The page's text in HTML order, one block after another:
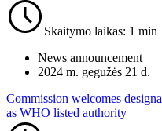
Skaitymo laikas: 1 min
News announcement
2024 m. gegužės 21 d.
Commission welcomes
as WHO listed authority